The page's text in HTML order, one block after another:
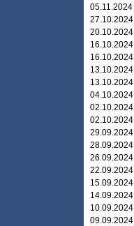
05.11.2024
27.10.2024
20.10.2024
16.10.2024
16.10.2024
13.10.2024
13.10.2024
04.10.2024
02.10.2024
02.10.2024
29.09.2024
28.09.2024
26.09.2024
22.09.2024
15.09.2024
14.09.2024
10.09.2024
09.09.2024